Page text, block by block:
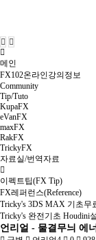
메인
FX102온라인강의정보
Community
Tip/Tuto
KupaFX
eVanFX
maxFX
RakFX
TrickyFX
자료실/번역자료
이펙트팁(FX Tip)
FX레퍼런스(Reference)
Tricky's 3DS MAX 기초무
Tricky's 완전기초 Houdini
언리얼 - 물결무늬 에